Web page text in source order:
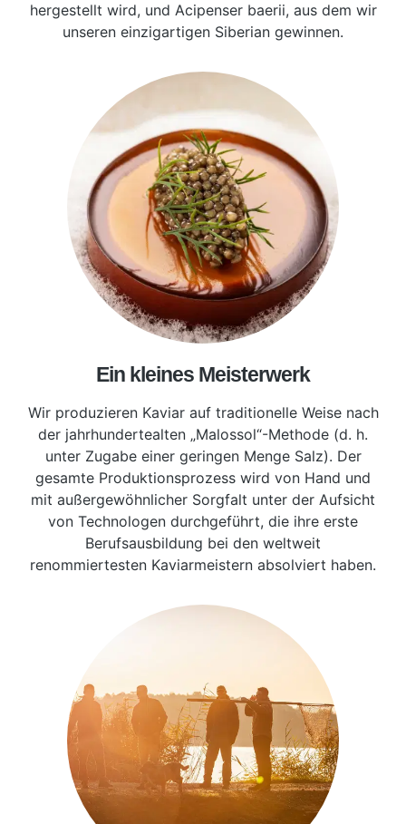
hergestellt wird, und Acipenser baerii, aus dem wir
unseren einzigartigen Siberian gewinnen.
Ein kleines Meisterwerk
Wir produzieren Kaviar auf traditionelle Weise nach
der jahrhundertealten „Malossol“-Methode (d. h.
unter Zugabe einer geringen Menge Salz). Der
gesamte Produktionsprozess wird von Hand und
mit außergewöhnlicher Sorgfalt unter der Aufsicht
von Technologen durchgeführt, die ihre erste
Berufsausbildung bei den weltweit
renommiertesten Kaviarmeistern absolviert haben.